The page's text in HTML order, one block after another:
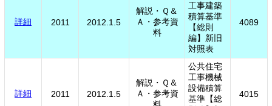
詳細 2011 2012.1.5
解説・Ｑ＆
Ａ・参考資
料
工事建築
積算基準
【総則
編】新旧
対照表
4089
詳細 2011 2012.1.5
解説・Ｑ＆
Ａ・参考資
公共住宅
工事機械
設備積算
基準【総
4015